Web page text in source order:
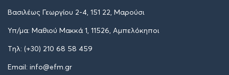
Βασιλέως Γεωργίου 2-4, 151 22, Μαρούσι
Υπ/μα: Μαθιού Μακκά 1, 11526, Αμπελόκηποι
Tηλ: (+30) 210 68 58 459
Email: info@efm.gr